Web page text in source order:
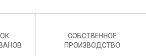
СОБСТВЕННОЕ
ПРОИЗВОДСТВО